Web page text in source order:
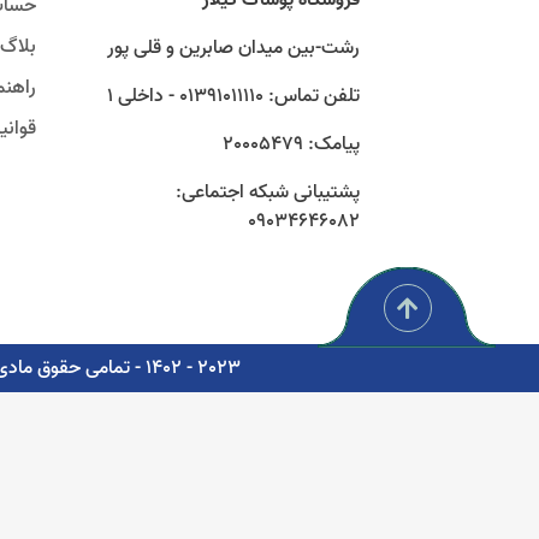
رشت-بین میدان صابرین و قلی پور
تلفن تماس: 01391011110 - داخلی 1
پیامک: 20005479
پشتیبانی شبکه اجتماعی:
09034646082
بلاگ
2023 - 1402 - تمامی حقوق مادی و معنوی برای شرکت پوشاک سبز گستر گیلار محفوظ است. - مشاوره، پشتیبانی و طراحی اتوماسیون دیجیتال: